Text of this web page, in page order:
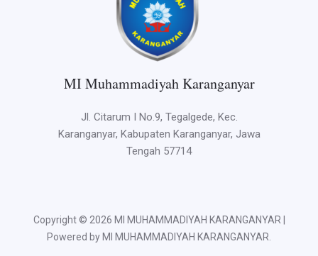
MI Muhammadiyah Karanganyar
Jl. Citarum I No.9, Tegalgede, Kec.
Karanganyar, Kabupaten Karanganyar, Jawa
Tengah 57714
Copyright © 2026 MI MUHAMMADIYAH KARANGANYAR |
Powered by MI MUHAMMADIYAH KARANGANYAR.